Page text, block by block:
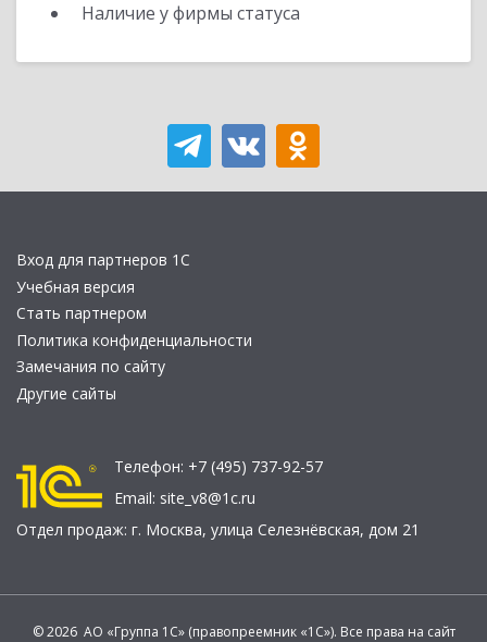
Наличие у фирмы статуса
Вход для партнеров 1С
Учебная версия
Стать партнером
Политика конфиденциальности
Замечания по сайту
Другие сайты
Телефон: +7 (495) 737-92-57
Email: site_v8@1c.ru
Отдел продаж: г. Москва, улица Селезнёвская, дом 21
© 2026 АО «Группа 1С» (правопреемник «1С»). Все права на сайт